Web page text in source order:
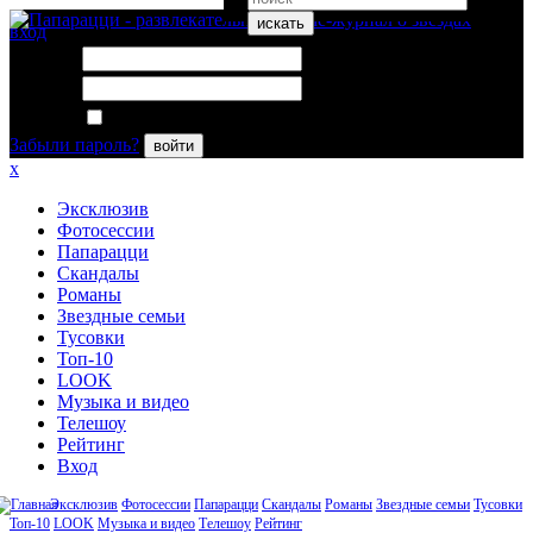
искать
вход
Забыли пароль?
войти
x
Эксклюзив
Фотосессии
Папарацци
Скандалы
Романы
Звездные семьи
Тусовки
Топ-10
LOOK
Музыка и видео
Телешоу
Рейтинг
Вход
Эксклюзив Фотосессии Папарацци Скандалы Романы Звездные семьи Тусовки
Топ-10 LOOK Музыка и видео Телешоу Рейтинг